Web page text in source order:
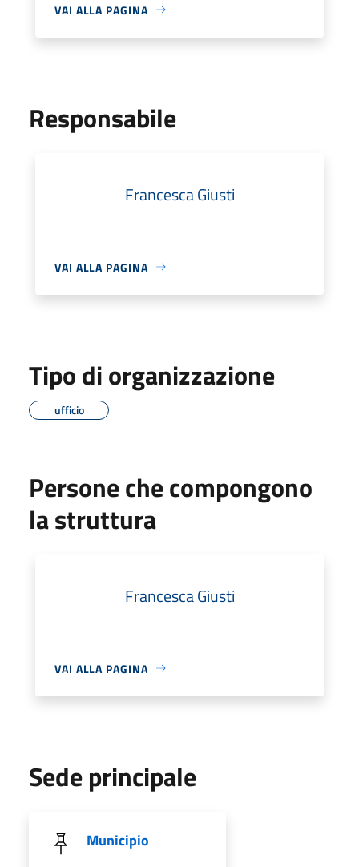
VAI ALLA PAGINA
Responsabile
Francesca Giusti
VAI ALLA PAGINA
Tipo di organizzazione
ufficio
Persone che compongono
la struttura
Francesca Giusti
VAI ALLA PAGINA
Sede principale
Municipio